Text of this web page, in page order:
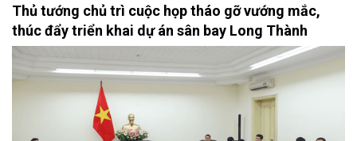
Thủ tướng chủ trì cuộc họp tháo gỡ vướng mắc,
thúc đẩy triển khai dự án sân bay Long Thành